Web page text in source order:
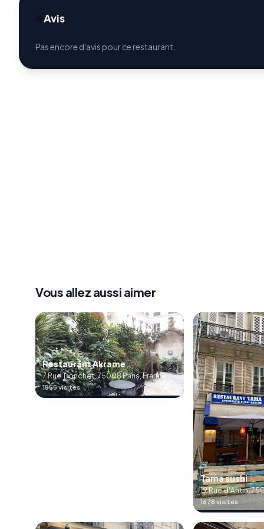
⭐Avis
Pas encore d'avis pour ce restaurant.
Vous allez aussi aimer
Restaurant Akrame
7 Rue Tronchet, 75008 Paris, France
1555 visites
Tama sushi
19 Rue d'Antin,
1678 visites